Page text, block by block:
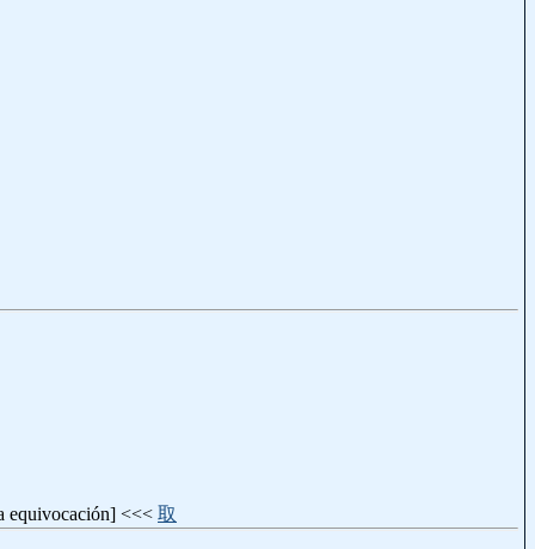
equivocación] <<< 取